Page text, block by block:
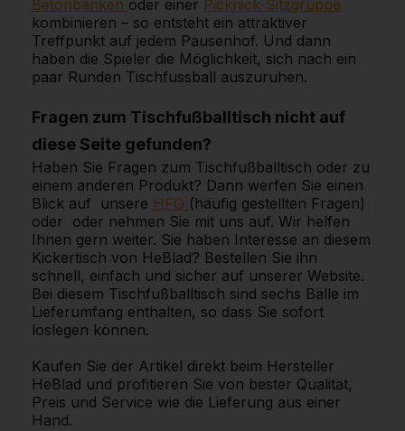
Betonbänken oder einer Picknick-Sitzgruppe
kombinieren – so entsteht ein attraktiver
Treffpunkt auf jedem Pausenhof. Und dann
haben die Spieler die Möglichkeit, sich nach ein
paar Runden Tischfussball auszuruhen.
Fragen zum Tischfußballtisch nicht auf
diese Seite gefunden?
Haben Sie Fragen zum Tischfußballtisch oder zu
einem anderen Produkt? Dann werfen Sie einen
Blick auf unsere HFG (häufig gestellten Fragen)
oder oder nehmen Sie mit uns auf. Wir helfen
Ihnen gern weiter. Sie haben Interesse an diesem
Kickertisch von HeBlad? Bestellen Sie ihn
schnell, einfach und sicher auf unserer Website.
Bei diesem Tischfußballtisch sind sechs Bälle im
Lieferumfang enthalten, so dass Sie sofort
loslegen können.
Kaufen Sie der Artikel direkt beim Hersteller
HeBlad und profitieren Sie von bester Qualität,
Preis und Service wie die Lieferung aus einer
Hand.